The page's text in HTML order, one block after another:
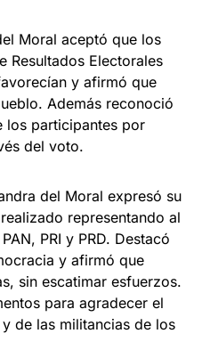
Moral aceptó que los
Resultados Electorales
y afirmó que
Además reconoció
los participantes por
del voto.
del Moral expresó su
representando al
PRI y PRD. Destacó
y afirmó que
sin escatimar esfuerzos.
para agradecer el
de las militancias de los